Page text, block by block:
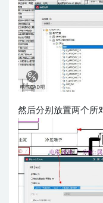
然后分别放置两个所